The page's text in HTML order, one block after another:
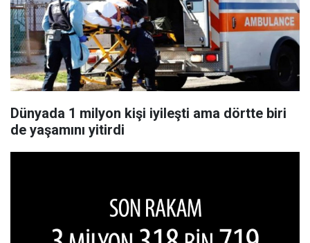
Dünyada 1 milyon kişi iyileşti ama dörtte biri
de yaşamını yitirdi